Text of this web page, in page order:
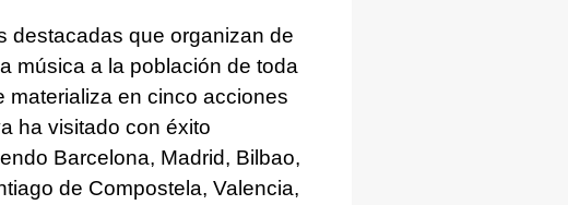
destacadas que organizan de
música a la población de toda
en cinco acciones
ha visitado con éxito
Barcelona, Madrid, Bilbao,
de Compostela, Valencia,